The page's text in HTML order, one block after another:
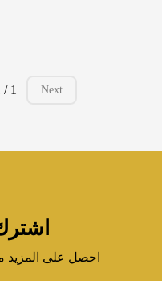
/ 1 Next
احصل على المزيد